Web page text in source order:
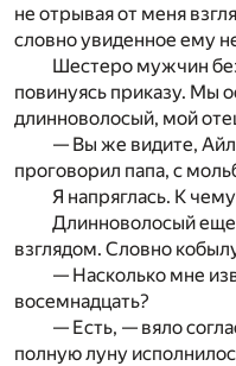
не отрывая от меня
словно увиденное ему
Шестеро мужчин
повинуясь приказу. Мы
длинноволосый, мой
— Вы же видите,
проговорил папа, с
Я напряглась. К
Длинноволосый
взглядом. Словно
— Насколько мне
восемнадцать?
— Есть, — вяло
полную луну